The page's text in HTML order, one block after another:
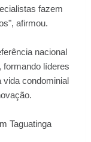
fazem
afirmou.
nacional
formando líderes
vida condominial
Taguatinga